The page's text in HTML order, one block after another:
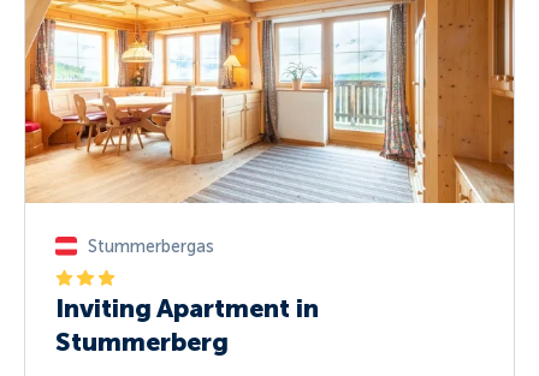
Stummerbergas
Inviting Apartment in
Stummerberg